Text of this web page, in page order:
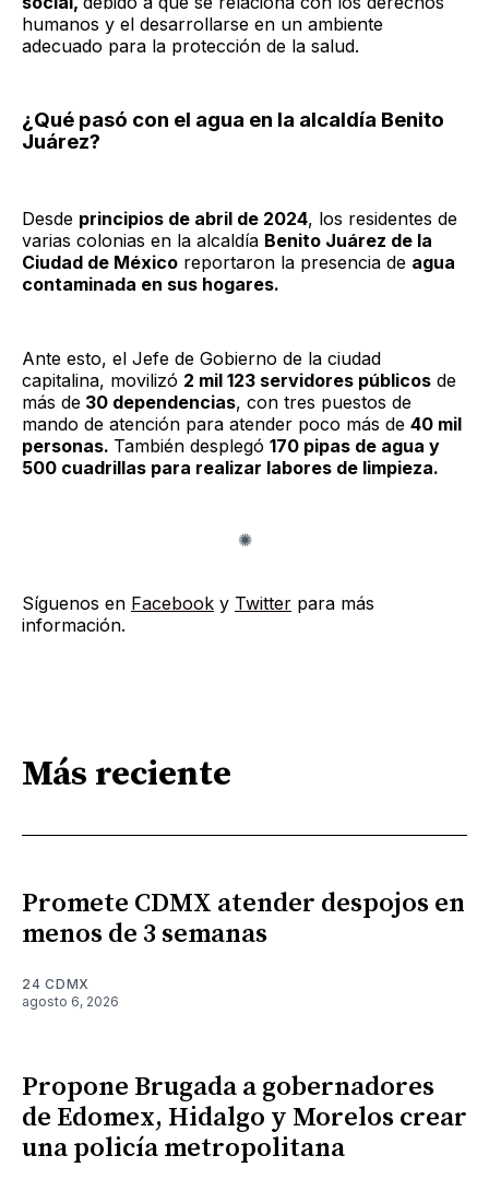
humanos y el desarrollarse en un ambiente
adecuado para la protección de la salud.
¿Qué pasó con el agua en la alcaldía Benito
Juárez?
Desde principios de abril de 2024, los residentes de
varias colonias en la alcaldía Benito Juárez de la
Ciudad de México reportaron la presencia de agua
contaminada en sus hogares.
Ante esto, el Jefe de Gobierno de la ciudad
capitalina, movilizó 2 mil 123 servidores públicos de
más de 30 dependencias, con tres puestos de
mando de atención para atender poco más de 40 mil
personas. También desplegó 170 pipas de agua y
500 cuadrillas para realizar labores de limpieza.
Síguenos en Facebook y Twitter para más
información.
Más reciente
Promete CDMX atender despojos en
menos de 3 semanas
24 CDMX
agosto 6, 2026
Propone Brugada a gobernadores
de Edomex, Hidalgo y Morelos crear
una policía metropolitana